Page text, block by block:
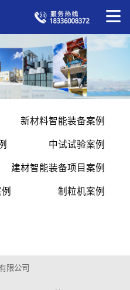
新材料智能装备案例
中试试验案例
建材智能装备项目案例
制粒机案例
限公司